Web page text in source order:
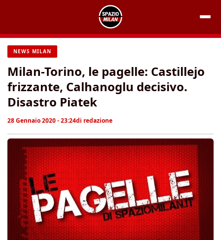
contenuto
NEWS MILAN
Milan-Torino, le pagelle: Castillejo
frizzante, Calhanoglu decisivo.
Disastro Piatek
28 Gennaio 2020 - 23:24di redazione